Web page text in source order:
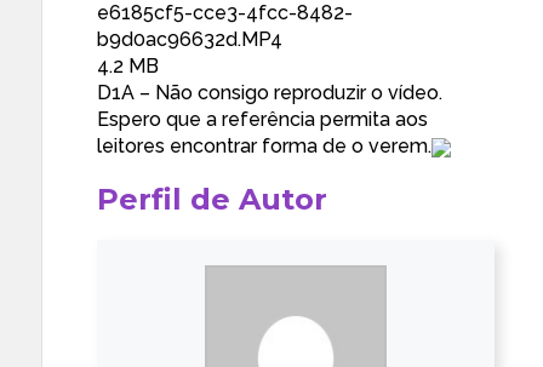
e6185cf5-cce3-4fcc-8482-
b9d0ac96632d.MP4
4.2 MB
D1A – Não consigo reproduzir o vídeo.
Espero que a referência permita aos
leitores encontrar forma de o verem.
Perfil de Autor